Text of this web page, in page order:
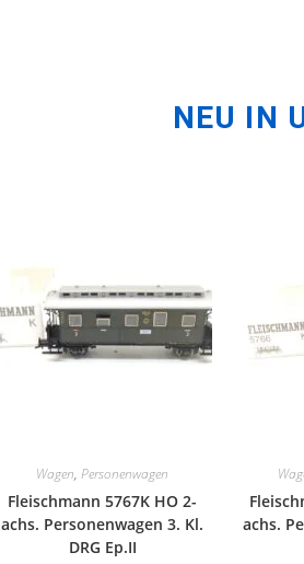
NEU IN
Wagen,Personenwagen
Fleischmann 5767K HO 2-
achs. Personenwagen 3. Kl.
DRG Ep.II
achs.